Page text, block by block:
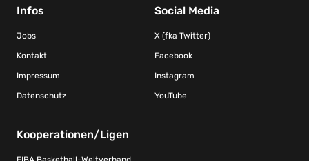
Infos
Jobs
Kontakt
Impressum
Datenschutz
Social Media
X (fka Twitter)
Facebook
Instagram
YouTube
Kooperationen/Ligen